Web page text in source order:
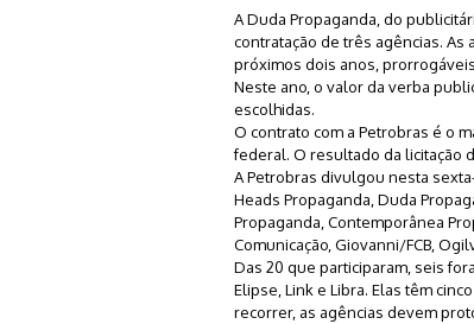
A Duda Propaganda, do
contratação de três agências.
próximos dois anos,
Neste ano, o valor da verba
escolhidas.
O contrato com a Petrobras é o
federal. O resultado da licitação
A Petrobras divulgou nesta
Heads Propaganda, Duda
Propaganda, Contemporânea
Comunicação, Giovanni/FCB,
Das 20 que participaram, seis
Elipse, Link e Libra. Elas têm
recorrer, as agências devem